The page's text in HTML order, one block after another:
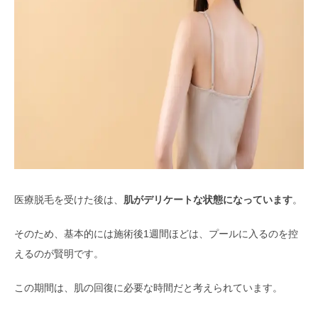
医療脱毛を受けた後は、 肌がデリケートな状態になっています。
そのため、基本的には施術後1週間ほどは、プールに入るのを控
えるのが賢明です。
この期間は、肌の回復に必要な時間だと考えられています。